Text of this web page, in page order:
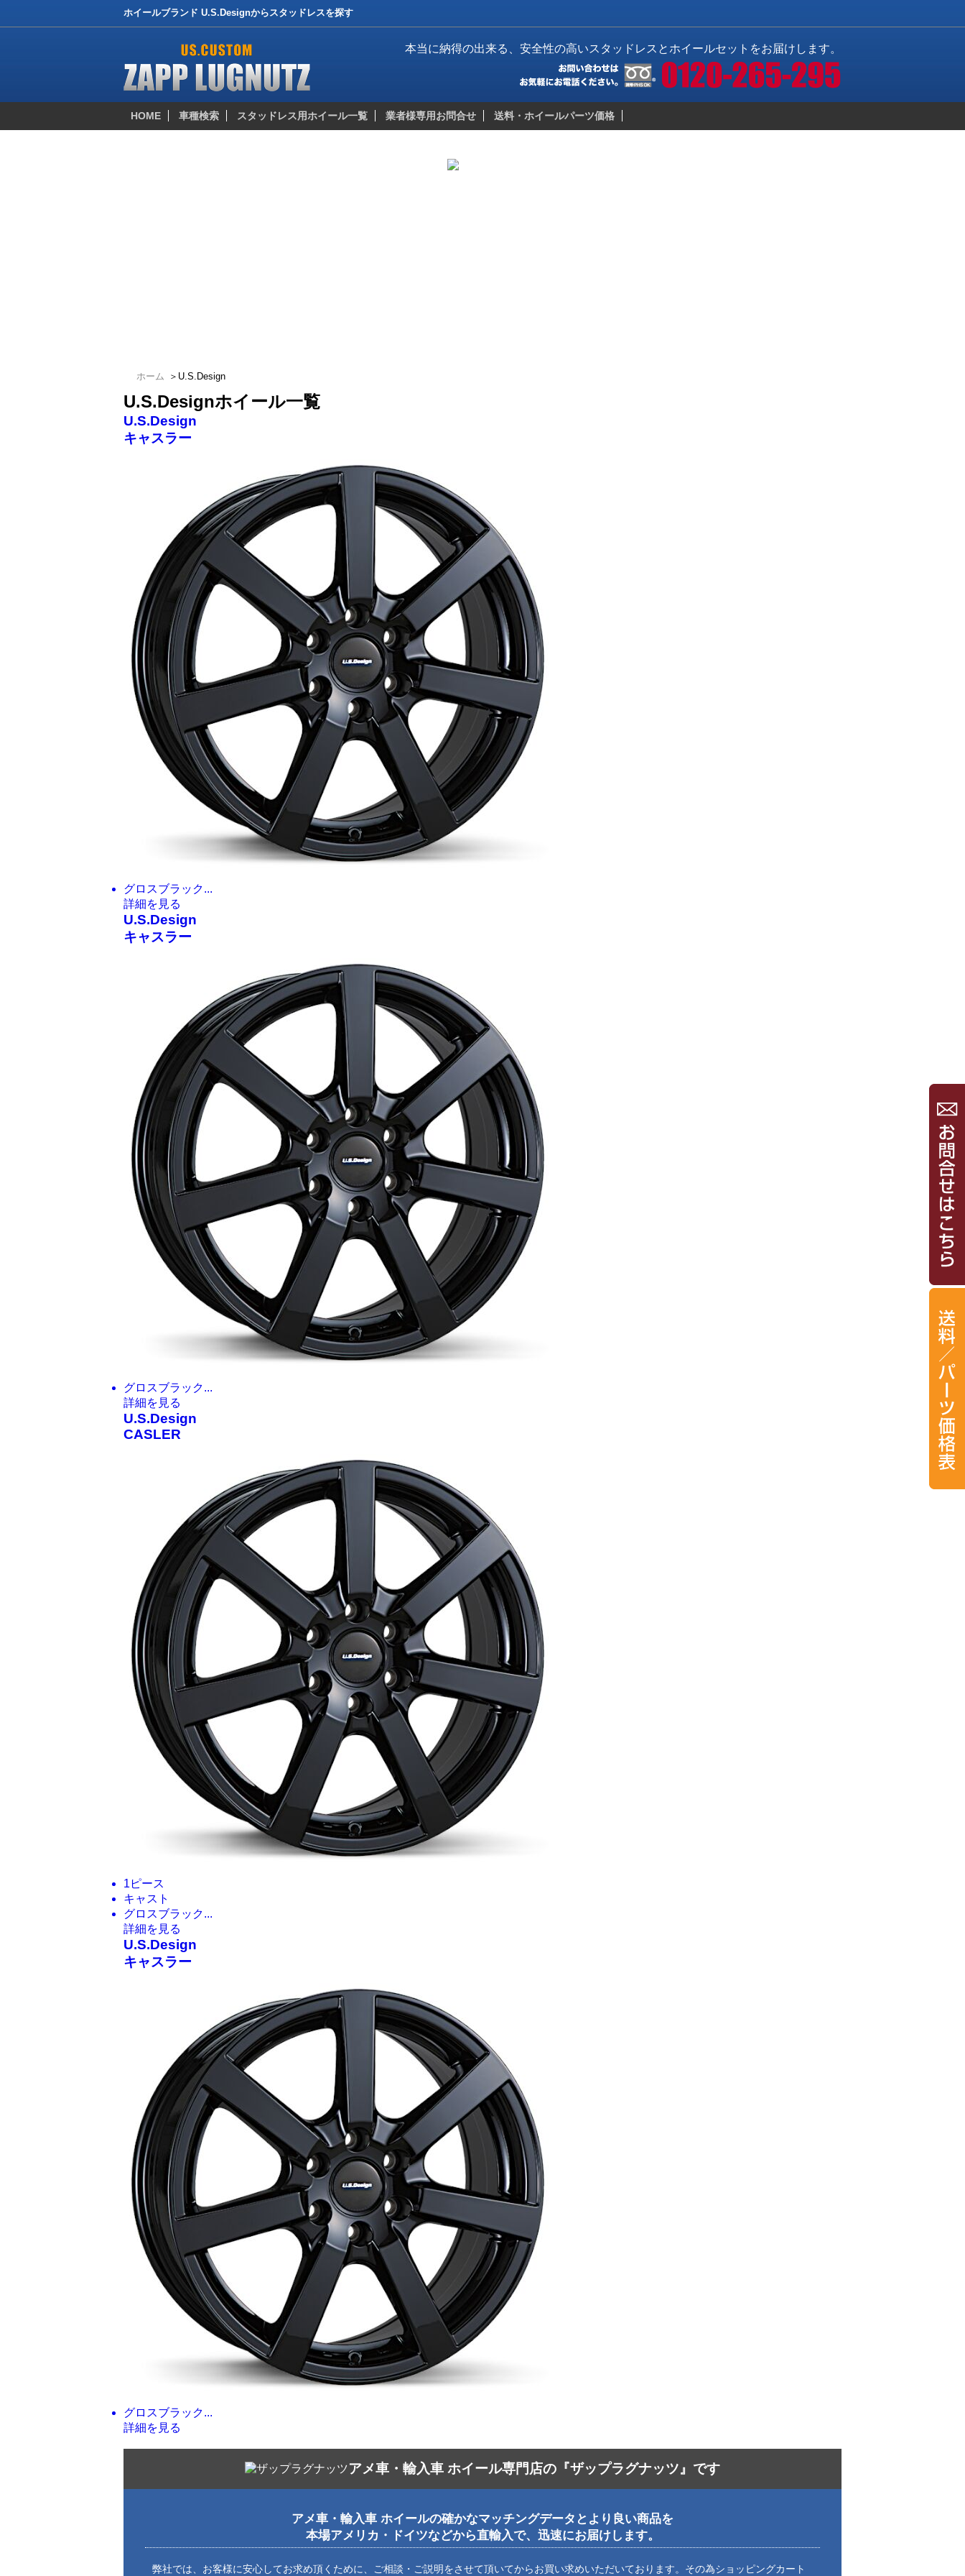
ホイールブランド U.S.Designからスタッドレスを探す
本当に納得の出来る、安全性の高いスタッドレスとホイールセットをお届けします。
HOME 車種検索 スタッドレス用ホイール一覧 業者様専用お問合せ 送料・ホイールパーツ価格
ホーム ＞ U.S.Design
U.S.Designホイール一覧
U.S.Design
キャスラー
グロスブラック...
詳細を見る
U.S.Design
キャスラー
グロスブラック...
詳細を見る
U.S.Design
CASLER
1ピース
キャスト
グロスブラック...
詳細を見る
U.S.Design
キャスラー
グロスブラック...
詳細を見る
アメ車・輸入車 ホイール専門店の『ザップラグナッツ』です
アメ車・輸入車 ホイールの確かなマッチングデータとより良い商品を
本場アメリカ・ドイツなどから直輸入で、迅速にお届けします。
弊社では、お客様に安心してお求め頂くために、ご相談・ご説明をさせて頂いてからお買い求めいただいております。その為ショッピングカート